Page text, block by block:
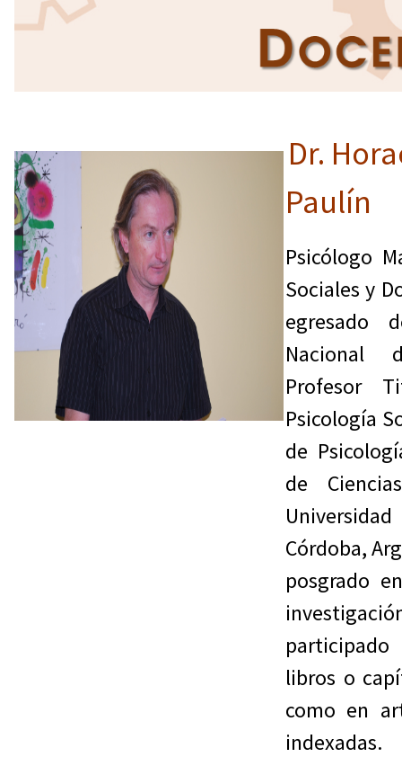
Dr.
Paulín
Psicólogo
Sociales y
egresado
Nacional
Profesor
Psicología
de
de
Córdoba,
posgrado
libros o
como en